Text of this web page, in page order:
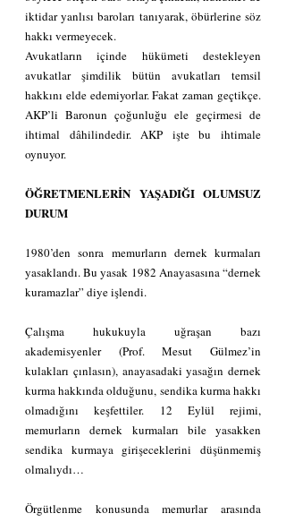
iktidar yanlısı baroları tanıyarak, öbürlerine söz
hakkı vermeyecek.
Avukatların içinde hükümeti destekleyen
avukatlar şimdilik bütün avukatları temsil
hakkını elde edemiyorlar. Fakat zaman geçtikçe.
AKP’li Baronun çoğunluğu ele geçirmesi de
ihtimal dâhilindedir. AKP işte bu ihtimale
oynuyor.
ÖĞRETMENLERİN YAŞADIĞI OLUMSUZ
DURUM
1980’den sonra memurların dernek kurmaları
yasaklandı. Bu yasak 1982 Anayasasına “dernek
kuramazlar” diye işlendi.
Çalışma hukukuyla uğraşan bazı
akademisyenler (Prof. Mesut Gülmez’in
kulakları çınlasın), anayasadaki yasağın dernek
kurma hakkında olduğunu, sendika kurma hakkı
olmadığını keşfettiler. 12 Eylül rejimi,
memurların dernek kurmaları bile yasakken
sendika kurmaya girişeceklerini düşünmemiş
olmalıydı…
Örgütlenme konusunda memurlar arasında